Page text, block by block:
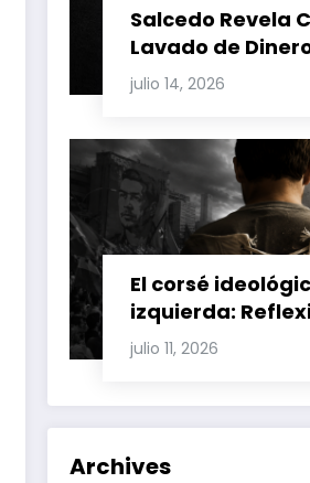
Salcedo Revela
Lavado de
Involucran a
Juan Fernando
julio 14, 2026
El corsé
izquierda:
sobre el fracaso
la crisis moral en
julio 11, 2026
Archives